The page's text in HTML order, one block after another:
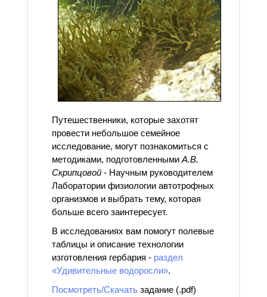
Путешественники, которые захотят
провести небольшое семейное
исследование, могут познакомиться с
методиками, подготовленными А.В.
Скрипцовой - Научным руководителем
Лаборатории физиологии автотрофных
организмов и выбрать тему, которая
больше всего заинтересует.
В исследованиях вам помогут полевые
таблицы и описание технологии
изготовления гербария - раздел
«Удивительные водоросли».
Посмотреть/Скачать задание (.pdf)